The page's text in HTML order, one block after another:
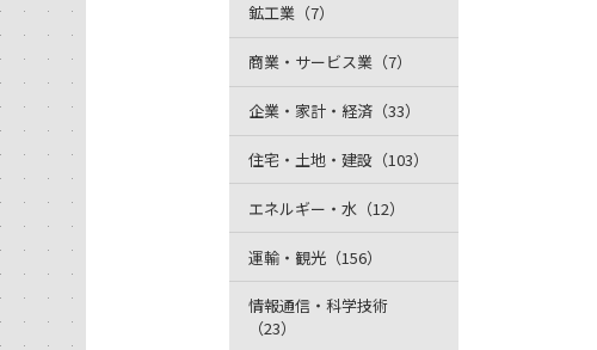
鉱工業（7）
商業・サービス業（7）
企業・家計・経済（33）
住宅・土地・建設（103）
エネルギー・水（12）
運輸・観光（156）
情報通信・科学技術
（23）